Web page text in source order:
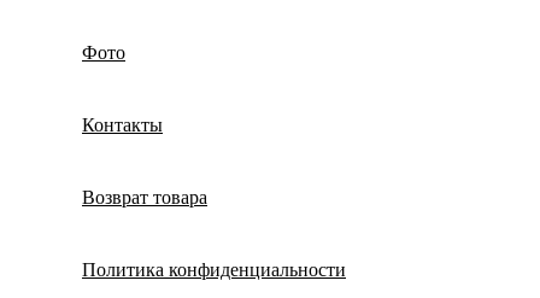
Фото
Контакты
Возврат товара
Политика конфиденциальности